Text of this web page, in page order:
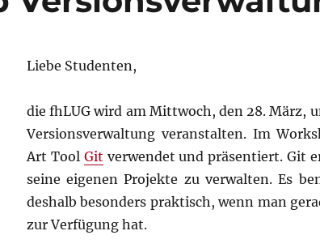
Liebe Studenten,
die fhLUG wird am Mittwoch, den 28. März,
Versionsverwaltung veranstalten. Im
Art Tool Git verwendet und präsentiert. Git
seine eigenen Projekte zu verwalten. Es
deshalb besonders praktisch, wenn man
zur Verfügung hat.